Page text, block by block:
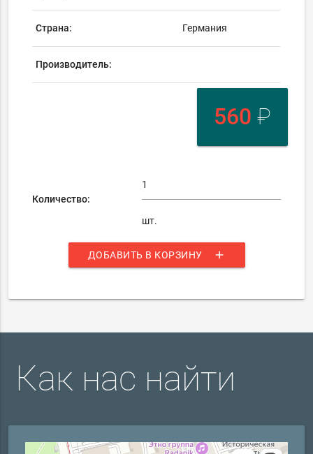
Страна: Германия
Производитель:
560 ₽
Количество:
шт.
ДОБАВИТЬ В КОРЗИНУ add
Как нас найти